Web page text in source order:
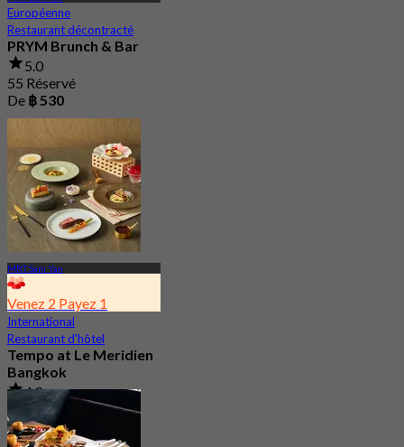
Européenne
Restaurant décontracté
PRYM Brunch & Bar
5.0
55 Réservé
De ฿ 530
MRT Sam Yan
Venez 2 Payez 1
International
Restaurant d'hôtel
Tempo at Le Meridien
Bangkok
4.8
981 Réservé
De฿ 890